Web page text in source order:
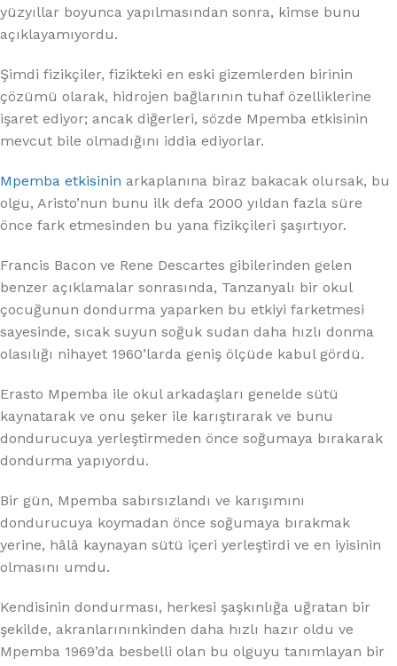
yüzyıllar boyunca yapılmasından sonra, kimse bunu
açıklayamıyordu.
Şimdi fizikçiler, fizikteki en eski gizemlerden birinin
çözümü olarak, hidrojen bağlarının tuhaf özelliklerine
işaret ediyor; ancak diğerleri, sözde Mpemba etkisinin
mevcut bile olmadığını iddia ediyorlar.
Mpemba etkisinin arkaplanına biraz bakacak olursak, bu
olgu, Aristo’nun bunu ilk defa 2000 yıldan fazla süre
önce fark etmesinden bu yana fizikçileri şaşırtıyor.
Francis Bacon ve Rene Descartes gibilerinden gelen
benzer açıklamalar sonrasında, Tanzanyalı bir okul
çocuğunun dondurma yaparken bu etkiyi farketmesi
sayesinde, sıcak suyun soğuk sudan daha hızlı donma
olasılığı nihayet 1960’larda geniş ölçüde kabul gördü.
Erasto Mpemba ile okul arkadaşları genelde sütü
kaynatarak ve onu şeker ile karıştırarak ve bunu
dondurucuya yerleştirmeden önce soğumaya bırakarak
dondurma yapıyordu.
Bir gün, Mpemba sabırsızlandı ve karışımını
dondurucuya koymadan önce soğumaya bırakmak
yerine, hâlâ kaynayan sütü içeri yerleştirdi ve en iyisinin
olmasını umdu.
Kendisinin dondurması, herkesi şaşkınlığa uğratan bir
şekilde, akranlarınınkinden daha hızlı hazır oldu ve
Mpemba 1969’da besbelli olan bu olguyu tanımlayan bir